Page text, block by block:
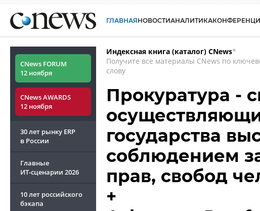
ГЛАВНАЯНОВОСТИАНАЛИТИКА
CNews FORUM
12 ноября
CNews AWARDS
12 ноября
30 лет рынку ERP
в России
Главные
ИТ-сценарии 2026
10 лет российского
бэкапа
Индексная книга (каталог) CNews*
Получите все материалы CNews по
слову
Прокуратура -
государства
соблюдением
прав, свобод
+